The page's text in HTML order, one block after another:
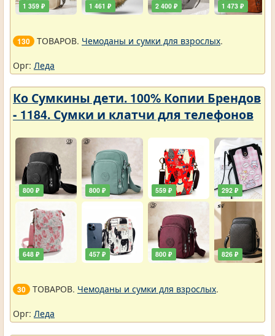
1 359 ₽ 1 461 ₽ 2 400 ₽ 1 473 ₽
130 ТОВАРОВ. Чемоданы и сумки для взрослых.
Орг: Леда
Ко Сумкины дети. 100% Копии Брендов
- 1184. Сумки и клатчи для телефонов
800 ₽
648 ₽
800 ₽
457 ₽
559 ₽
800 ₽
292 ₽
826 ₽
30 ТОВАРОВ. Чемоданы и сумки для взрослых.
Орг: Леда